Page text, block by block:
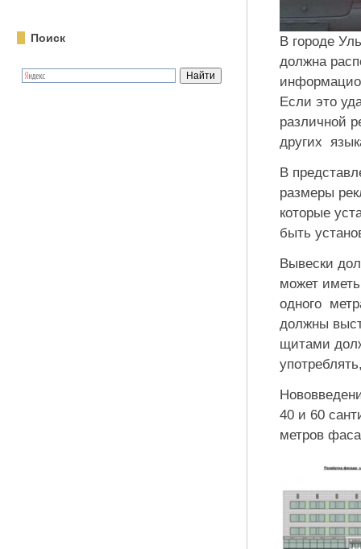
Поиск
В городе
должна
Если это
различной
других
В
размеры
которые
быть
Вывески
может
одного
должны
щитами
40 и 60
метров